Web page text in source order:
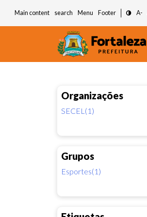
Main content search Menu Footer A-
Organizações
SECEL(1)
Grupos
Esportes(1)